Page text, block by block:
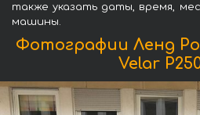
также указать даты, время,
машины.
Фотографии Ленд
Velar